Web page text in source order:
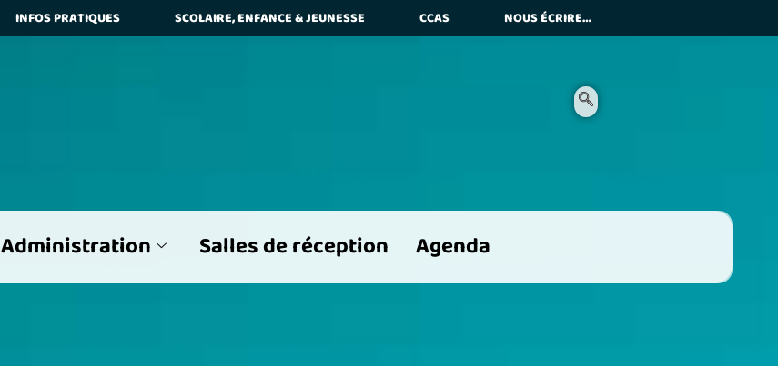
INFOS PRATIQUES SCOLAIRE, ENFANCE & JEUNESSE CCAS NOUS ÉCRIRE…
Administration Salles de réception Agenda
Différencier les Majuscules et Minuscules
L'ensemble des